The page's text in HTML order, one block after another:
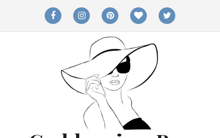
facebookinstagrampinterestbloglovintwitter